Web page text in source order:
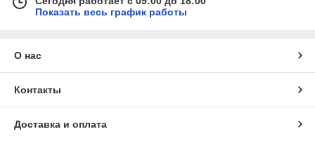
Показать весь график работы
О нас
Контакты
Доставка и оплата